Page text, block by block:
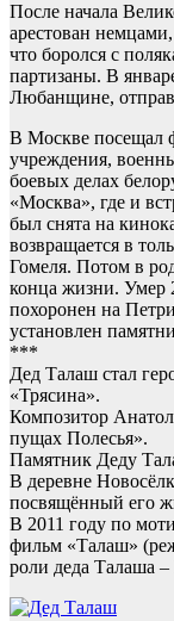
После начала
арестован
что боролся с
партизаны. В
Любанщине,
В Москве посещал
учреждения,
боевых делах
«Москва», где и
был снята на
возвращается в
Гомеля. Потом в
конца жизни. Умер
похоронен на
установлен
***
Дед Талаш стал
«Трясина».
Композитор
пущах Полесья».
Памятник Деду
В деревне
посвящённый его
В 2011 году по
фильм «Талаш»
роли деда Талаша